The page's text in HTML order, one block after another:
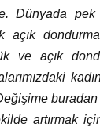
Dünyada
açık
ve açık
artırmak